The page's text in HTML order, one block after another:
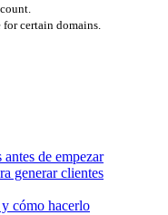
certain domains.
de empezar
generar clientes
cómo hacerlo